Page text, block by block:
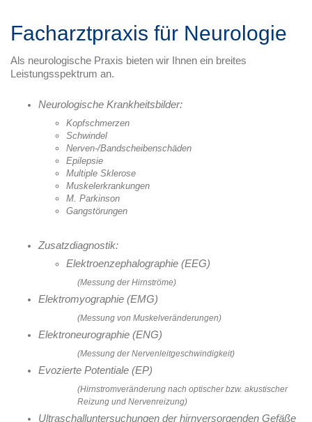
Facharztpraxis für Neurologie
Als neurologische Praxis bieten wir Ihnen ein breites
Leistungsspektrum an.
Neurologische Krankheitsbilder:
Kopfschmerzen
Schwindel
Nerven-/Bandscheibenschäden
Epilepsie
Multiple Sklerose
Muskelerkrankungen
M. Parkinson
Gangstörungen
Zusatzdiagnostik:
Elektroenzephalographie (EEG)
(Messung der Hirnströme)
Elektromyographie (EMG)
(Messung von Muskelveränderungen)
Elektroneurographie (ENG)
(Messung der Nervenleitgeschwindigkeit)
Evozierte Potentiale (EP)
(Hirnstromveränderung nach optischer bzw. akustischer
Reizung und Nervenreizung)
Ultraschalluntersuchungen der hirnversorgenden Gefäße